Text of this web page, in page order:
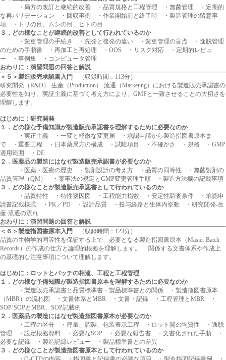
・局方の改訂と継続的改善 ・品質規格と工程管理 ・無菌管理 ・定期的
な再バリデーション ・回収事例 ・作業開始前と終了時 ・製造管理の留意事
項 ・トリの目、ムシの目、ヒトの目
３．どの様なことが継続的改善として行われているのか
・変更管理の手続き ・先発と後発の違い ・変更管理の盲点 ・逸脱管理
のための手順書 ・再加工と再処理 ・OOS ・リスク対応 ・定期的レビュ
ー ・事例集 ・コンピュータ管理
おわりに：演習問題の回答と解説
＜５＞製造販売承認書入門
（収録時間：113分）
研究開発（R&D）-生産（Production）-流通（Marketing）における製造販売承認書の
必要性を知り、実証主義に基づく考え方により、GMPと一致させることの大切さを
理解します。
はじめに：研究開発
１．どの様な予備知識が製造販売承認書を理解するために必要なのか
・実正主義 ・一変と軽微な変更届 ・承認申請から製造指図書原本ま
で ・重要工程 ・日本薬局方の構成 ・試験項目 ・不確かさ ・規格 ・GMP
適用範囲 ・DE
２．医薬品の製造にはなぜ製造販売承認書が必要なのか
・医薬・医療の歴史 ・製剤設計の考え方 ・品質の同等性 ・無菌製剤の
品質管理（QM） ・薬事法の規定とGMP変更管理手順 ・製造方法欄の記載事項
３．どの様なことが製造販売承認書として行われているのか
・品質特性 ・特性要因図 ・工程能力指数 ・安定性調査条件 ・承認申
請書記載様式 ・PK／PD ・設計品質 ・投与経路と生体内挙動 ・研究開発-生
産-流通の流れ
おわりに：演習問題の回答と解説
＜６＞製造指図書原本入門
（収録時間：123分）
品質の生物学的同等性を保証する上で、必要となる製造指図書原本（Master Batch
Records）の作成の仕方と論理的根拠を理解します。 関係する文書体系や作成上
の基礎的な注意事項について理解します。
はじめに：ロットとバッチの相違、工程と工程管理
１．どの様な予備知識が製造指図書原本を理解するために必要なのか
・製造販売承認書と品質標準書・製品標準書との関係 ・製造指図書原本
（MBR）の流れ図 ・文書体系とMBR ・文書・記録 ・工程管理とMBR ・
SOP’SOPとMBR、SOP記載例
２．医薬品の製造にはなぜ製造指図書原本が必要なのか
・工程の区分 ・秤量、調製、包装表示工程 ・ロット間の均質性 ・逸脱
管理 ・設定根拠資料 ・必要なSOP ・必要な報告書 ・文書化された手順 ・
必要な記録 ・製造記録レビュー ・製品標準書との差異
３．どの様なことが製造指図書原本として行われているのか